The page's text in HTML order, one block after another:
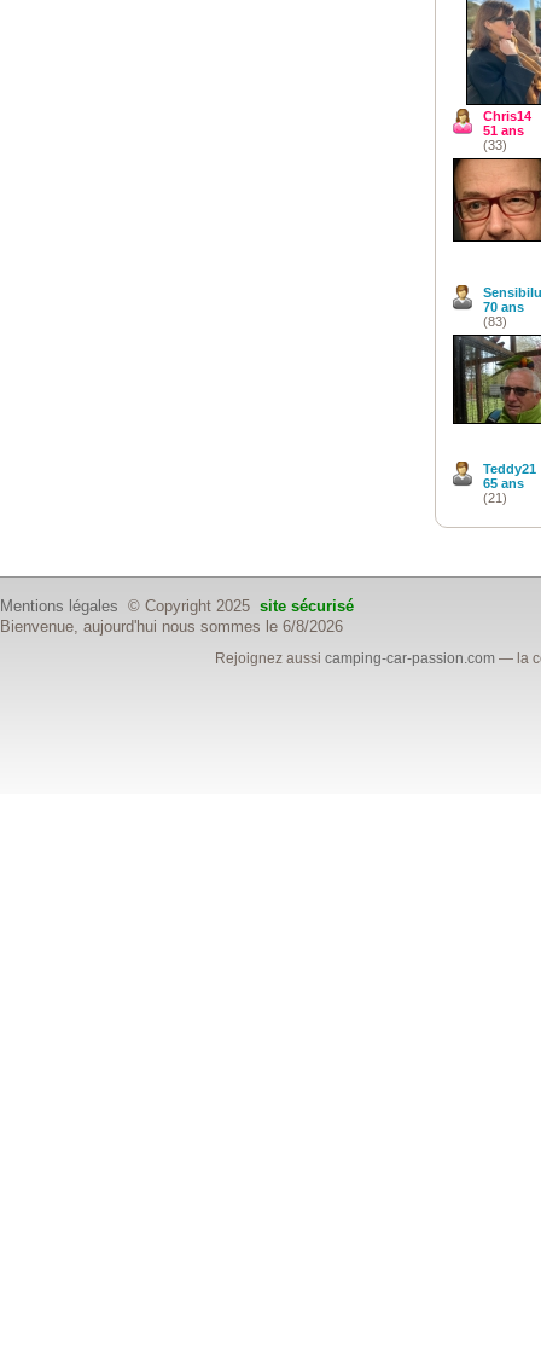
Chris14
51 ans
(33)
70 ans
(83)
Teddy21
65 ans
(21)
Mentions légales © Copyright 2025 site sécurisé
Bienvenue, aujourd'hui nous sommes le 6/8/2026
Rejoignez aussicamping-car-passion.com — la